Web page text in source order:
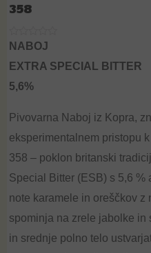
358
R
t
e
d
0
t
f
5
NABOJ
EXTRA SPECIAL BITTER
5,6%
Pivovarna Naboj iz Kopra,
eksperimentalnem pristopu
358 – poklon britanski
Special
Bitter (ESB) s 5,6 %
note karamele in oreščkov z
spominja na zrele jabolke in
in srednje polno telo